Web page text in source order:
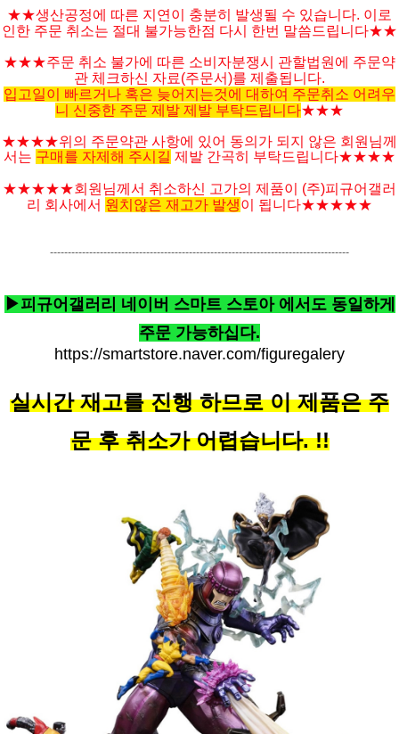
★★생산공정에 따른 지연이 충분히 발생될 수 있습니다. 이로
인한 주문 취소는 절대 불가능한점 다시 한번 말씀드립니다★★
★★★주문 취소 불가에 따른 소비자분쟁시 관할법원에 주문약
관 체크하신 자료(주문서)를 제출됩니다.
입고일이 빠르거나 혹은 늦어지는것에 대하여 주문취소 어려우
니 신중한 주문 제발 제발 부탁드립니다★★★
★★★★위의 주문약관 사항에 있어 동의가 되지 않은 회원님께
서는 구매를 자제해 주시길 제발 간곡히 부탁드립니다★★★★
★★★★★회원님께서 취소하신 고가의 제품이 (주)피규어갤러
리 회사에서 원치않은 재고가 발생이 됩니다★★★★★
------------------------------------------------------------------------------------
▶피규어갤러리 네이버 스마트 스토아 에서도 동일하게
주문 가능하십다.
https://smartstore.naver.com/figuregalery
실시간 재고를 진행 하므로 이 제품은 주
문 후 취소가 어렵습니다. !!